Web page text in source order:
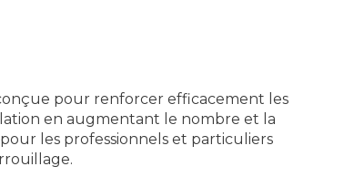
pour renforcer efficacement les
en augmentant le nombre et la
les professionnels et particuliers